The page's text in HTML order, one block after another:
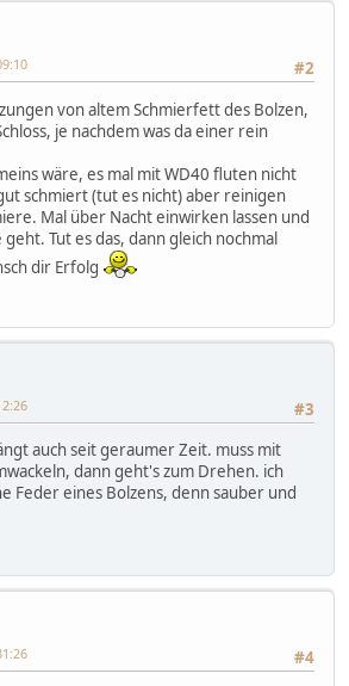
#2
von altem Schmierfett des Bolzen,
je nachdem was da einer rein
wäre, es mal mit WD40 fluten nicht
schmiert (tut es nicht) aber reinigen
Mal über Nacht einwirken lassen und
Tut es das, dann gleich nochmal
dir Erfolg
#3
auch seit geraumer Zeit. muss mit
dann geht's zum Drehen. ich
Feder eines Bolzens, denn sauber und
#4